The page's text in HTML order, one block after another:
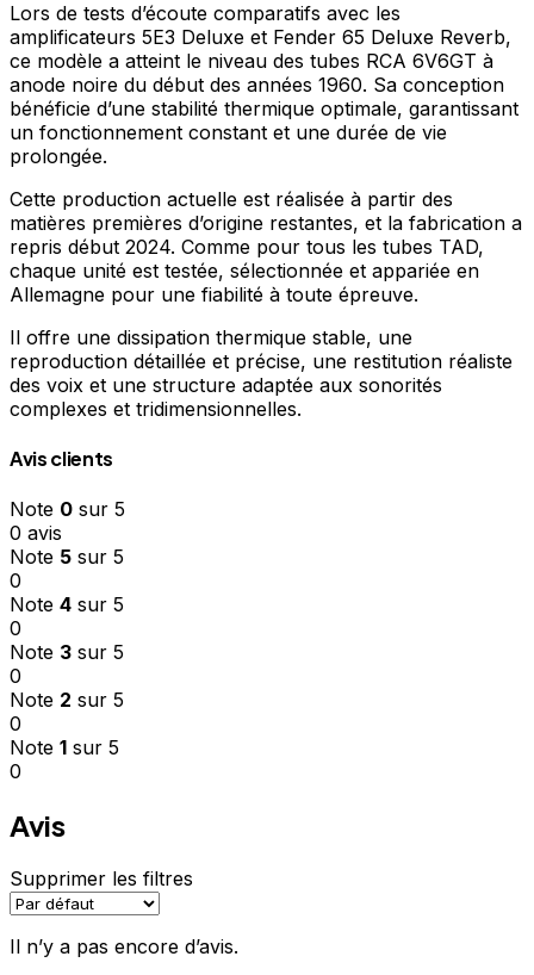
Lors de tests d’écoute comparatifs avec les
amplificateurs 5E3 Deluxe et Fender 65 Deluxe Reverb,
ce modèle a atteint le niveau des tubes RCA 6V6GT à
anode noire du début des années 1960. Sa conception
bénéficie d’une stabilité thermique optimale, garantissant
un fonctionnement constant et une durée de vie
prolongée.
Cette production actuelle est réalisée à partir des
matières premières d’origine restantes, et la fabrication a
repris début 2024. Comme pour tous les tubes TAD,
chaque unité est testée, sélectionnée et appariée en
Allemagne pour une fiabilité à toute épreuve.
Il offre une dissipation thermique stable, une
reproduction détaillée et précise, une restitution réaliste
des voix et une structure adaptée aux sonorités
complexes et tridimensionnelles.
Avis clients
Note 0 sur 5
0 avis
Note 5 sur 5
0
Note 4 sur 5
0
Note 3 sur 5
0
Note 2 sur 5
0
Note 1 sur 5
0
Avis
Supprimer les filtres
Il n’y a pas encore d’avis.